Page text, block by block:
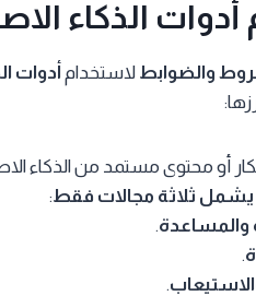
الذكاء
والضوابط لاستخدام أدوات
أو محتوى مستمد من الذكاء
يشمل ثلاثة مجالات فقط:
والمساعدة.
.
.